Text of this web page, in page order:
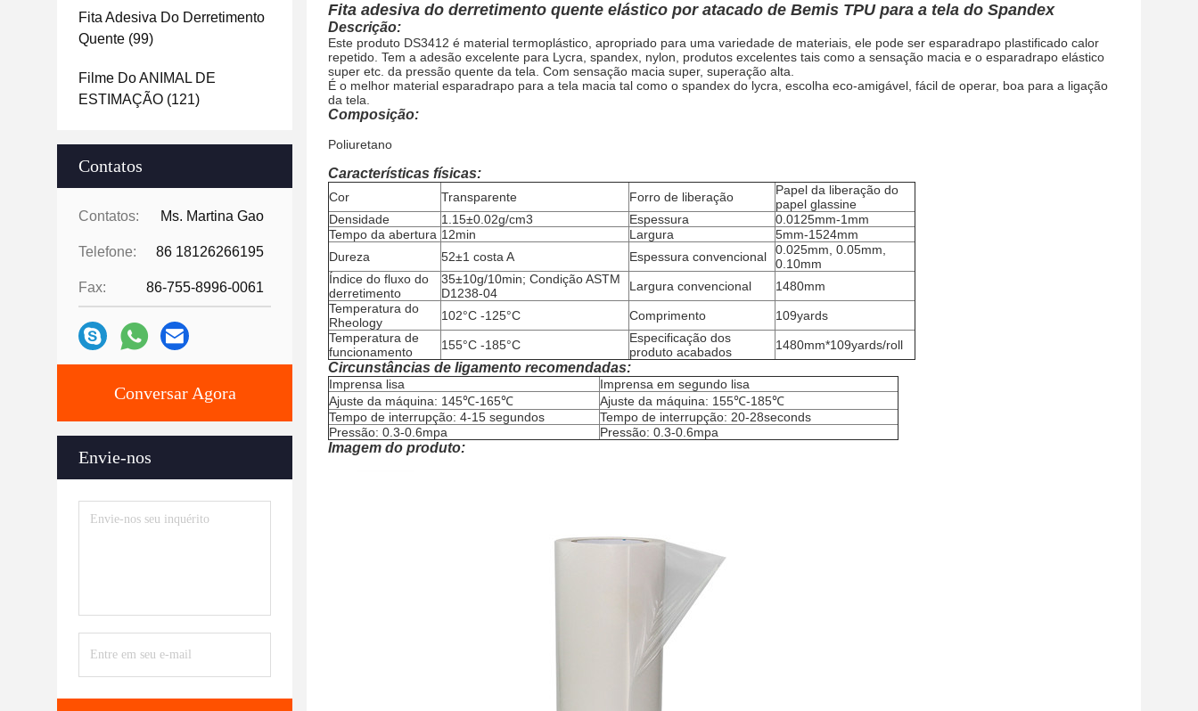
Fita Adesiva Do Derretimento
Quente (99)
Filme Do ANIMAL DE
ESTIMAÇÃO (121)
Contatos
Contatos: Ms. Martina Gao
Telefone: 86 18126266195
Fax: 86-755-8996-0061
Conversar Agora
Envie-nos
Fita adesiva do derretimento quente elástico por atacado de Bemis TPU para a tela do Spandex
Descrição:
Este produto DS3412 é material termoplástico, apropriado para uma variedade de materiais, ele pode ser esparadrapo plastificado calor
repetido. Tem a adesão excelente para Lycra, spandex, nylon, produtos excelentes tais como a sensação macia e o esparadrapo elástico
super etc. da pressão quente da tela. Com sensação macia super, superação alta.
É o melhor material esparadrapo para a tela macia tal como o spandex do lycra, escolha eco-amigável, fácil de operar, boa para a ligação
da tela.
Composição:
Poliuretano
Características físicas:
Cor Transparente Forro de liberação
Papel da liberação do
papel glassine
Densidade
1.15±0.02g/cm3 Espessura
0.0125mm-1mm
Tempo da abertura 12min Largura
5mm-1524mm
Dureza
52±1 costa A Espessura convencional
0.025mm, 0.05mm,
0.10mm
Índice do fluxo do
derretimento
35±10g/10min; Condição ASTM
D1238-04
Largura convencional
1480mm
Temperatura do
Rheology
102°C -125°C Comprimento
109yards
Temperatura de
funcionamento
155°C -185°C
Especificação dos
produto acabados
1480mm*109yards/roll
Circunstâncias de ligamento recomendadas:
Imprensa lisa
Imprensa em segundo lisa
Ajuste da máquina: 145℃-165℃
Ajuste da máquina: 155℃-185℃
Tempo de interrupção: 4-15 segundos
Tempo de interrupção: 20-28seconds
Pressão: 0.3-0.6mpa
Pressão: 0.3-0.6mpa
Imagem do produto: